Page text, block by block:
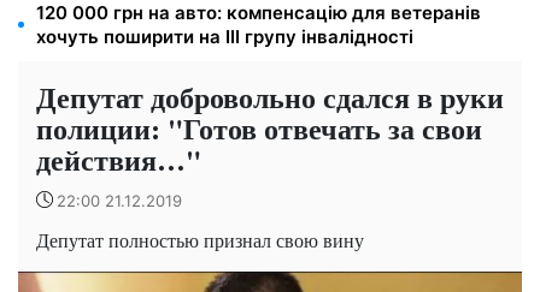
120 000 грн на авто: компенсацію для ветеранів
хочуть поширити на III групу інвалідності
Депутат добровольно сдался в руки
полиции: "Готов отвечать за свои
действия…"
22:00 21.12.2019
Депутат полностью признал свою вину